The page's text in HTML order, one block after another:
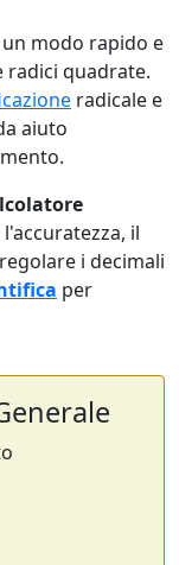
modo rapido e
radici quadrate.
radicale e
aiuto
il
i decimali
per